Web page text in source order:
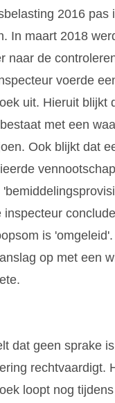
2016 pas
In maart 2018
naar de
voerde
uit. Hieruit blijkt
met een
Ook blijkt dat
inspecteur
is
op met een
dat geen sprake
rechtvaardigt.
loopt nog